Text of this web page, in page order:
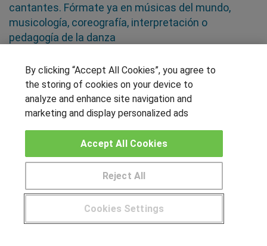
cantantes. Fórmate ya en músicas del mundo,
musicología, coreografía, interpretación o
pedagogía de la danza
SÍGUENOS EN LAS REDES
Muro de los idiomas
Hablemos de empleo
CENTROS DE FORMACIÓN
¿Tienes alguna duda? 900 264 357
By clicking “Accept All Cookies”, you agree to
the storing of cookies on your device to
analyze and enhance site navigation and
marketing and display personalized ads
Cookies Settings
Reject All
Accept All Cookies